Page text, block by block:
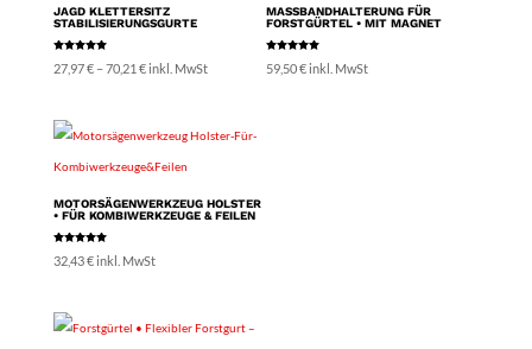
JAGD KLETTERSITZ
STABILISIERUNGSGURTE
mit
5.00
27,97€ –70,21 €Preisspanne:
bis
70,21 €
inkl. MwSt
MASSBANDHALTERUNG FÜR F
ORSTGÜRTEL • MIT MAGNET
mit
5.00
59,50€inkl. MwSt
MOTORSÄGENWERKZEUG HOLSTER
• FÜR KOMBIWERKZEUGE & FEILEN
mit
5.00
32,43€inkl. MwSt